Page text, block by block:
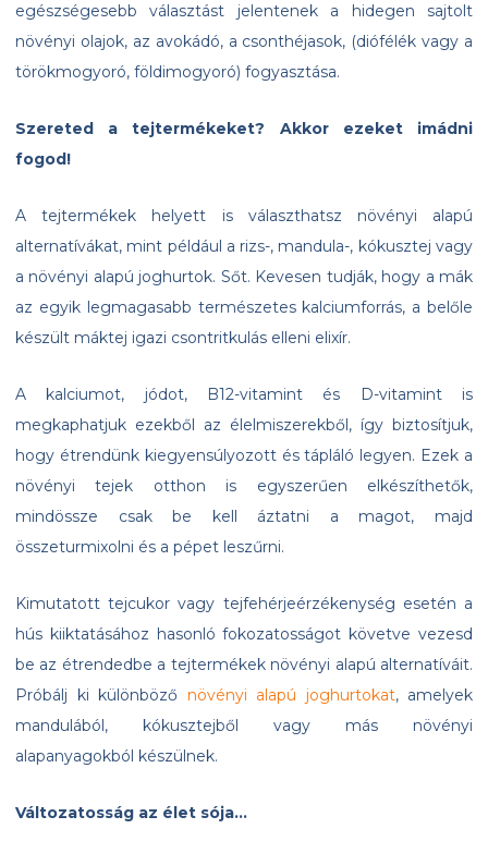
egészségesebb választást jelentenek a hidegen sajtolt
növényi olajok, az avokádó, a csonthéjasok, (diófélék vagy a
törökmogyoró, földimogyoró) fogyasztása.
Szereted a tejtermékeket? Akkor ezeket imádni
fogod!
A tejtermékek helyett is választhatsz növényi alapú
alternatívákat, mint például a rizs-, mandula-, kókusztej vagy
a növényi alapú joghurtok. Sőt. Kevesen tudják, hogy a mák
az egyik legmagasabb természetes kalciumforrás, a belőle
készült máktej igazi csontritkulás elleni elixír.
A kalciumot, jódot, B12-vitamint és D-vitamint is
megkaphatjuk ezekből az élelmiszerekből, így biztosítjuk,
hogy étrendünk kiegyensúlyozott és tápláló legyen. Ezek a
növényi tejek otthon is egyszerűen elkészíthetők,
mindössze csak be kell áztatni a magot, majd
összeturmixolni és a pépet leszűrni.
Kimutatott tejcukor vagy tejfehérjeérzékenység esetén a
hús kiiktatásához hasonló fokozatosságot követve vezesd
be az étrendedbe a tejtermékek növényi alapú alternatíváit.
Próbálj ki különböző növényi alapú joghurtokat, amelyek
mandulából, kókusztejből vagy más növényi
alapanyagokból készülnek.
Változatosság az élet sója…